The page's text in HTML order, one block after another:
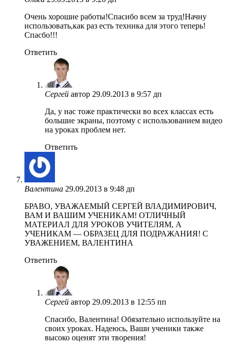
Очень хорошие работы!Спасибо всем за труд!Начну
использовать,как раз есть техника для этого теперь!
Спасбо!!!
Ответить
Сергей автор 29.09.2013 в 9:57 дп
Да, у нас тоже практически во всех классах есть
большие экраны, поэтому с использованием видео
на уроках проблем нет.
Ответить
Валентина 29.09.2013 в 9:48 дп
БРАВО, УВАЖАЕМЫЙ СЕРГЕЙ ВЛАДИМИРОВИЧ,
ВАМ И ВАШИМ УЧЕНИКАМ! ОТЛИЧНЫЙ
МАТЕРИАЛ ДЛЯ УРОКОВ УЧИТЕЛЯМ, А
УЧЕНИКАМ — ОБРАЗЕЦ ДЛЯ ПОДРАЖАНИЯ! С
УВАЖЕНИЕМ, ВАЛЕНТИНА
Ответить
Сергей автор 29.09.2013 в 12:55 пп
Спасибо, Валентина! Обязательно используйте на
своих уроках. Надеюсь, Ваши ученики также
высоко оценят эти творения!